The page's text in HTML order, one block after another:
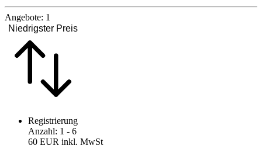
Angebote: 1
Niedrigster Preis
Registrierung
Anzahl: 1 - 6
60 EUR inkl. MwSt